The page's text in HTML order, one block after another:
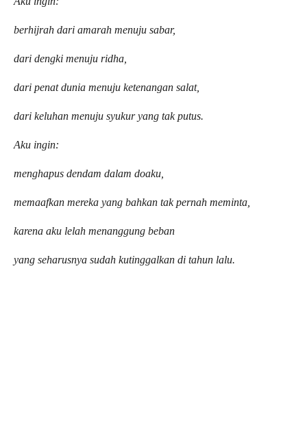
berhijrah dari amarah menuju sabar,
dari dengki menuju ridha,
dari penat dunia menuju ketenangan salat,
dari keluhan menuju syukur yang tak putus.
Aku ingin:
menghapus dendam dalam doaku,
memaafkan mereka yang bahkan tak pernah meminta,
karena aku lelah menanggung beban
yang seharusnya sudah kutinggalkan di tahun lalu.